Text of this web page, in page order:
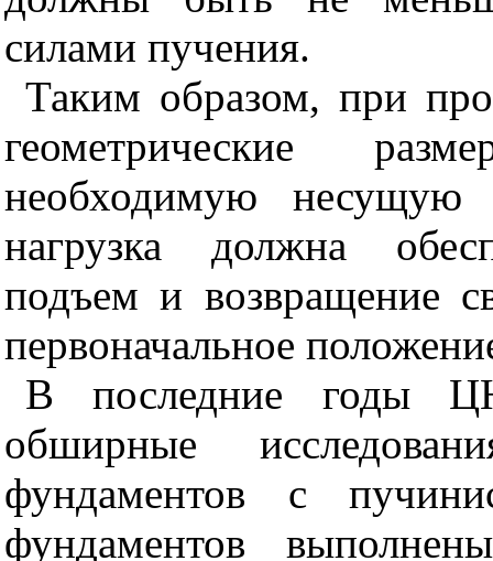
силами пучения.
Таким образом, при
геометрические
необходимую несущую
нагрузка должна
подъем и возвращение
первоначальное
В последние годы
обширные
фундаментов с
фундаментов